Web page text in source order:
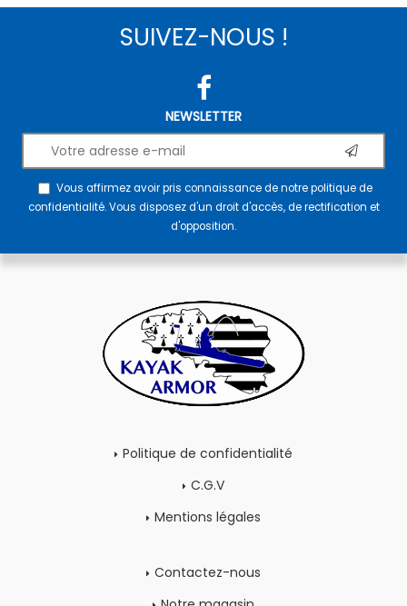
SUIVEZ-NOUS !
NEWSLETTER
Vous affirmez avoir pris connaissance de notrepolitique de
confidentialité. Vous disposez d'un droit d'accès, de rectification et
d'opposition.
Politique de confidentialité
C.G.V
Mentions légales
Contactez-nous